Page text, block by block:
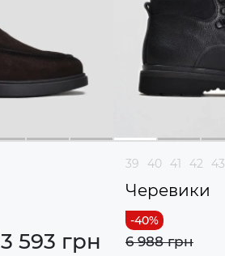
3 593 грн
39 40 41 42 43
Черевики
6 988 грн